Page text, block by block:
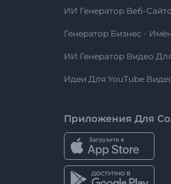
ИИ Генератор Веб-
Генератор Бизнес - Имён
ИИ Генератор Видео
Идеи Для YouTube
Приложения Для